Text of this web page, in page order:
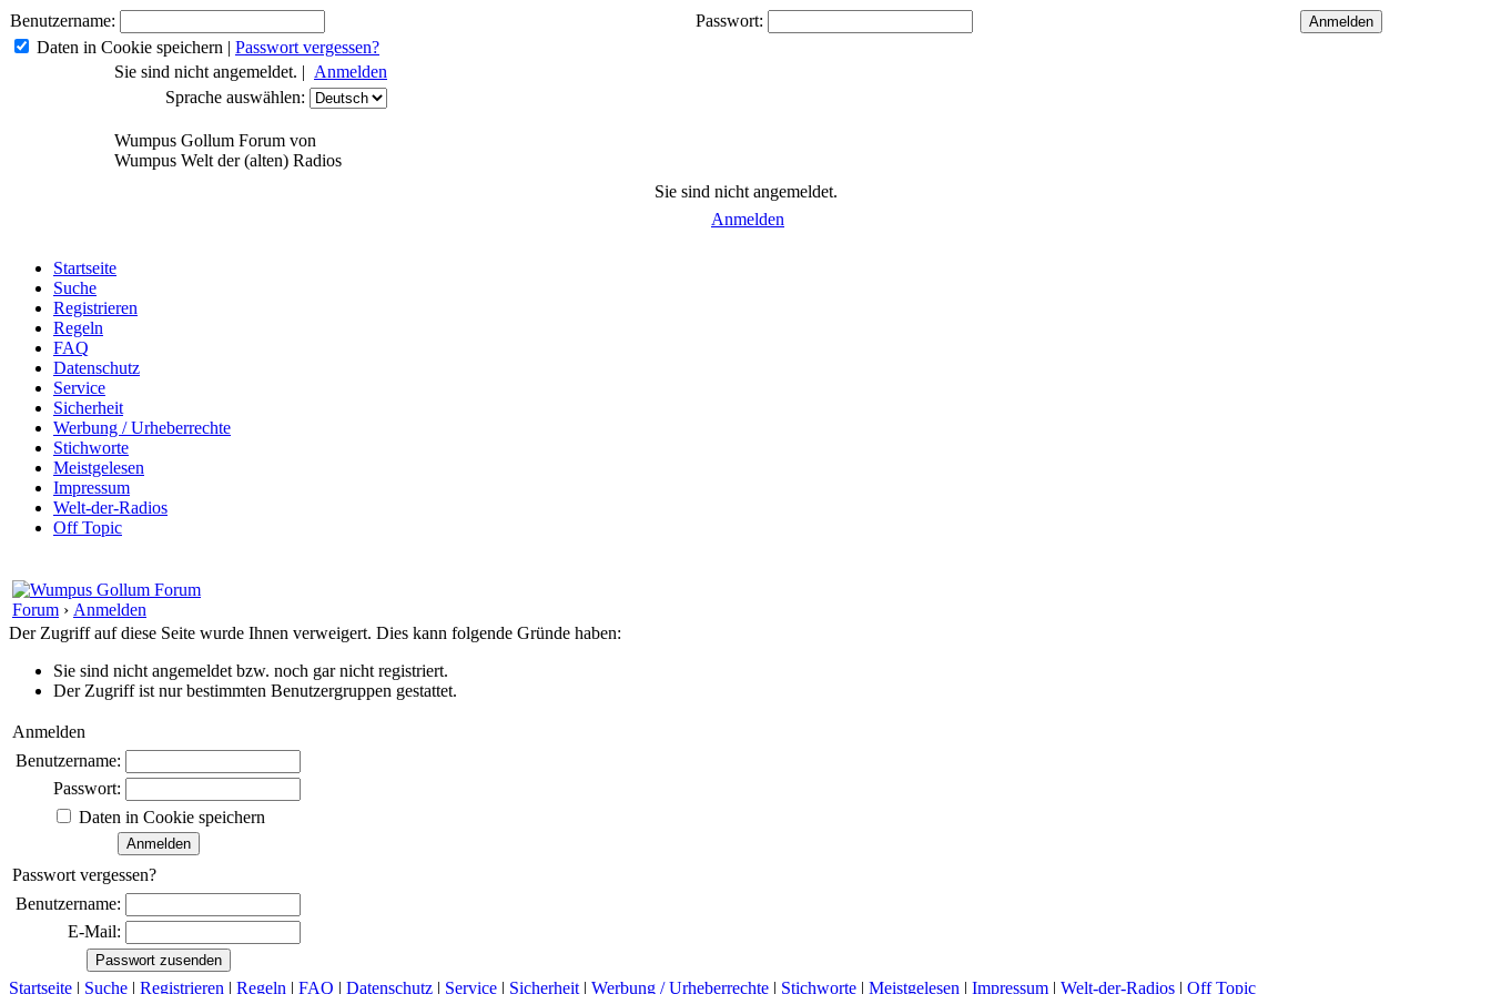
Benutzername:
Passwort:
Daten in Cookie speichern | Passwort vergessen?
Sie sind nicht angemeldet. | Anmelden
Sprache auswählen:
Wumpus Gollum Forum von
Wumpus Welt der (alten) Radios
Sie sind nicht angemeldet.
Anmelden
Startseite
Suche
Registrieren
Regeln
FAQ
Datenschutz
Service
Sicherheit
Werbung / Urheberrechte
Stichworte
Meistgelesen
Impressum
Welt-der-Radios
Off Topic
Forum › Anmelden
Der Zugriff auf diese Seite wurde Ihnen verweigert. Dies kann folgende Gründe haben:
Sie sind nicht angemeldet bzw. noch gar nicht registriert.
Der Zugriff ist nur bestimmten Benutzergruppen gestattet.
Anmelden
Benutzername:
Passwort:
Daten in Cookie speichern
Passwort vergessen?
Benutzername:
E-Mail:
Startseite | Suche | Registrieren | Regeln | FAQ | Datenschutz | Service | Sicherheit | Werbung / Urheberrechte | Stichworte | Meistgelesen | Impressum | Welt-der-Radios | Off Topic